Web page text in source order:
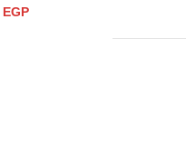
EGP